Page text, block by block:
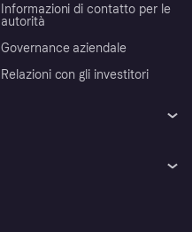
Informazioni di contatto per le
autorità
Governance aziendale
Relazioni con gli investitori